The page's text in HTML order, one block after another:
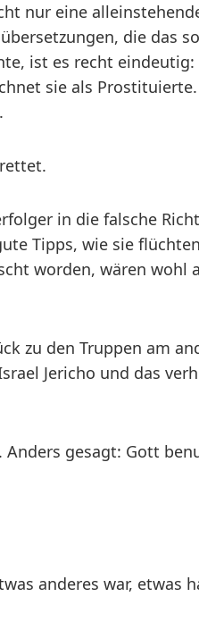
nur eine
die das so
ist es recht eindeutig:
sie als
in die falsche
Tipps, wie sie
worden, wären wohl
zu den Truppen am
Jericho und das
gesagt: Gott
anderes war, etwas